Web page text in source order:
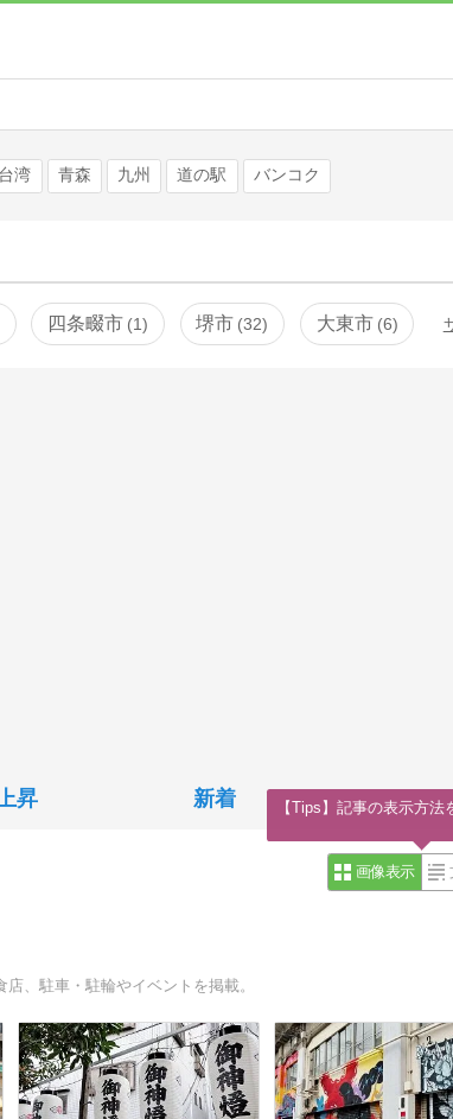
台湾 青森 九州 道の駅 バンコク
四条畷市 1 堺市 32 大東市 6
昇 新着
画像表示
、駐車・駐輪やイベントを掲載。
【Tips】記事の表示方法